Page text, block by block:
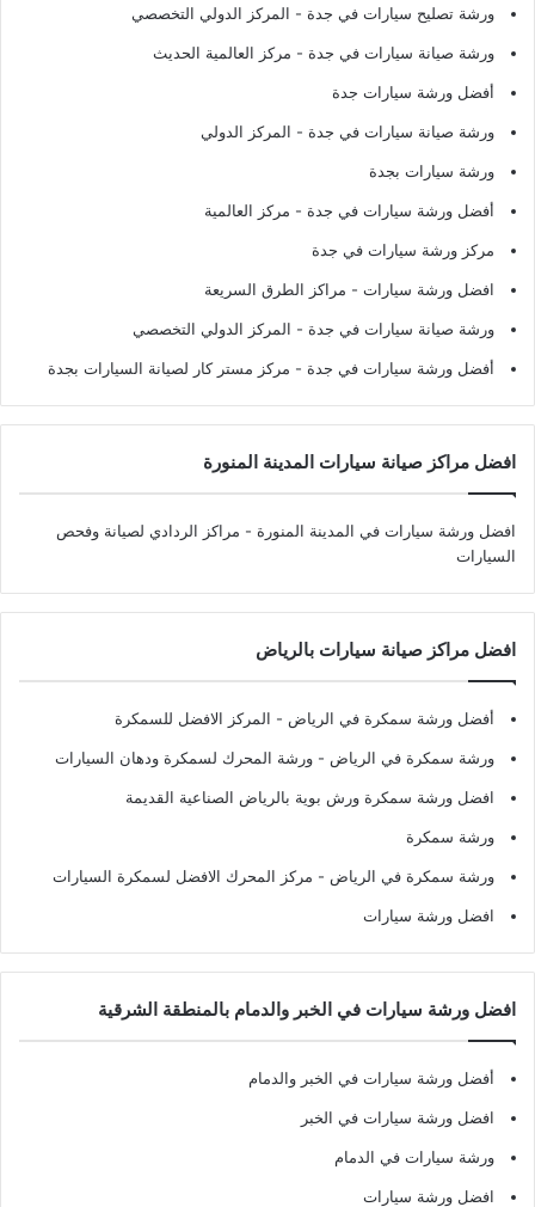
ورشة تصليح سيارات في جدة - المركز الدولي التخصصي
ورشة صيانة سيارات في جدة - مركز العالمية الحديث
أفضل ورشة سيارات جدة
ورشة صيانة سيارات في جدة - المركز الدولي
ورشة سيارات بجدة
أفضل ورشة سيارات في جدة - مركز العالمية
مركز ورشة سيارات في جدة
افضل ورشة سيارات - مراكز الطرق السريعة
ورشة صيانة سيارات في جدة - المركز الدولي التخصصي
أفضل ورشة سيارات في جدة - مركز مستر كار لصيانة السيارات بجدة
افضل مراكز صيانة سيارات المدينة المنورة
افضل ورشة سيارات في المدينة المنورة - مراكز الردادي لصيانة وفحص
السيارات
افضل مراكز صيانة سيارات بالرياض
أفضل ورشة سمكرة في الرياض - المركز الافضل للسمكرة
ورشة سمكرة في الرياض - ورشة المحرك لسمكرة ودهان السيارات
افضل ورشة سمكرة ورش بوية بالرياض الصناعية القديمة
ورشة سمكرة
ورشة سمكرة في الرياض - مركز المحرك الافضل لسمكرة السيارات
افضل ورشة سيارات
افضل ورشة سيارات في الخبر والدمام بالمنطقة الشرقية
أفضل ورشة سيارات في الخبر والدمام
افضل ورشة سيارات في الخبر
ورشة سيارات في الدمام
افضل ورشة سيارات